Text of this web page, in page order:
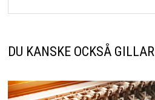
DU KANSKE OCKSÅ GILLAR